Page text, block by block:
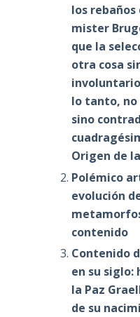
los
mister
que la
otra cosa
lo tanto, no
sino
Origen de
Polémico
evolución
contenido
Contenido
en su siglo:
la Paz
de su